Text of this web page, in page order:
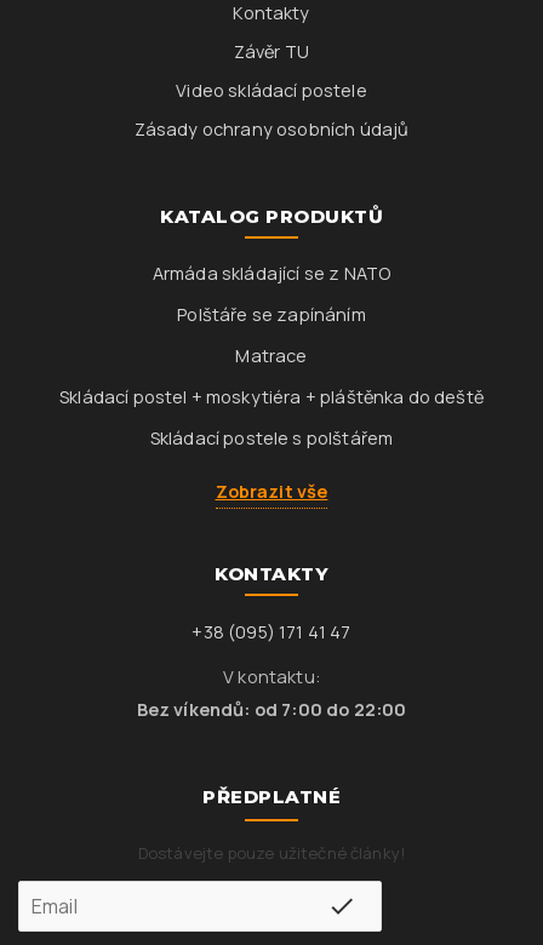
Kontakty
Závěr TU
Video skládací postele
Zásady ochrany osobních údajů
KATALOG PRODUKTŮ
Armáda skládající se z NATO
Polštáře se zapínáním
Matrace
Skládací postel + moskytiéra + pláštěnka do deště
Skládací postele s polštářem
Zobrazit vše
KONTAKTY
+38 (095) 171 41 47
V kontaktu:
Bez víkendů: od 7:00 do 22:00
PŘEDPLATNÉ
Dostávejte pouze užitečné články!